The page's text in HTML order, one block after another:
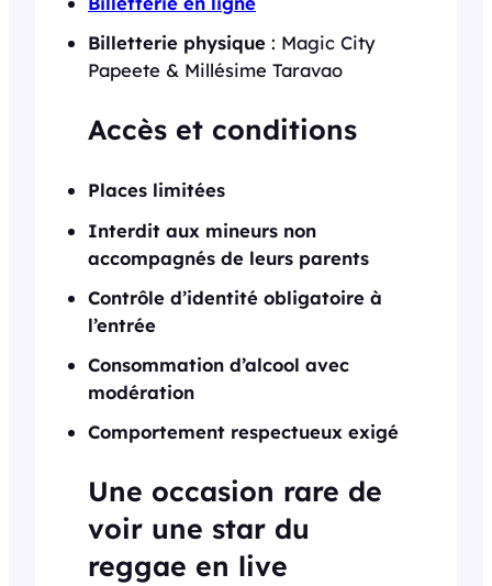
Billetterie physique : Magic City
Papeete & Millésime Taravao
Accès et conditions
Places limitées
Interdit aux mineurs non
accompagnés de leurs parents
Contrôle d’identité obligatoire à
l’entrée
Consommation d’alcool avec
modération
Comportement respectueux exigé
Une occasion rare de
voir une star du
reggae en live